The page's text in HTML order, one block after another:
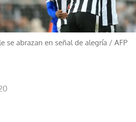
se abrazan en señal de alegría / AFP